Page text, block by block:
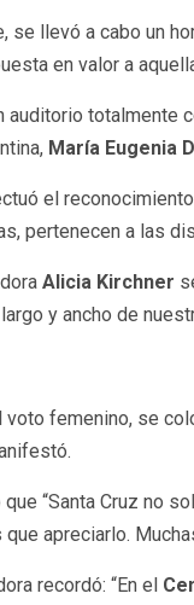
se llevó a cabo un
en valor a
auditorio
María Eugenia
el
pertenecen a las
Alicia Kirchner
y ancho de
voto femenino, se
“Santa Cruz no
apreciarlo.
recordó: “En el